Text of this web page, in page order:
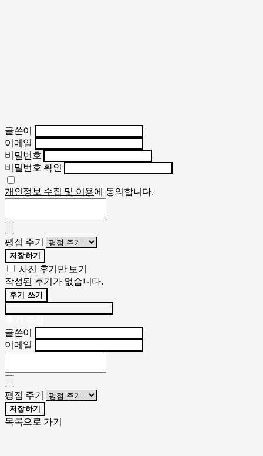
글쓴이
이메일
비밀번호
비밀번호 확인
개인정보 수집 및 이용에 동의합니다.
평점 주기
저장하기
사진 후기만 보기
작성된 후기가 없습니다.
후기 쓰기
글쓴이
이메일
평점 주기
저장하기
목록으로 가기